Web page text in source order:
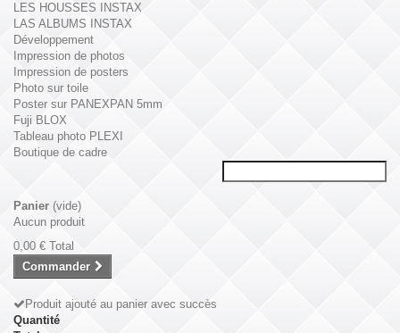
LES HOUSSES INSTAX
LAS ALBUMS INSTAX
Développement
Impression de photos
Impression de posters
Photo sur toile
Poster sur PANEXPAN 5mm
Fuji BLOX
Tableau photo PLEXI
Boutique de cadre
Panier (vide)
Aucun produit
0,00 € Total
Commander
Produit ajouté au panier avec succès
Quantité